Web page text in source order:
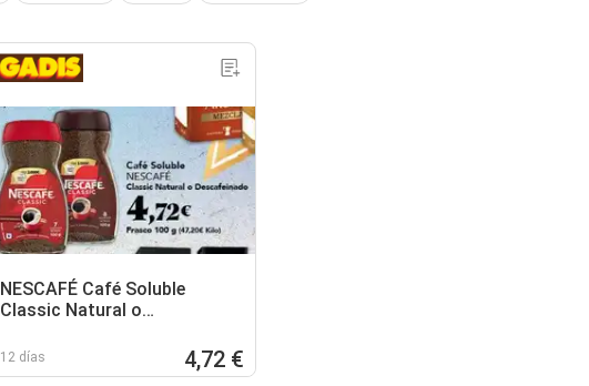
NESCAFÉ Café Soluble
Classic Natural o
12 días 4,72 €